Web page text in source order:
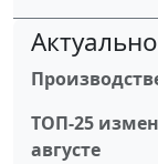
ТОП-25
августе